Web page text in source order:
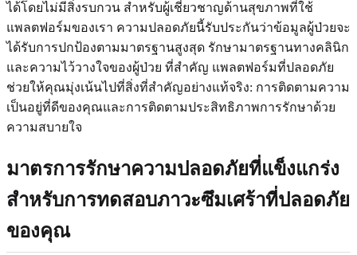
ได้โดยไม่มีสิ่งรบกวน สำหรับผู้เชี่ยวชาญด้านสุขภาพที่ใช้
แพลตฟอร์มของเรา ความปลอดภัยนี้รับประกันว่าข้อมูลผู้ป่วยจะ
ได้รับการปกป้องตามมาตรฐานสูงสุด รักษามาตรฐานทางคลินิก
และความไว้วางใจของผู้ป่วย ที่สำคัญ แพลตฟอร์มที่ปลอดภัย
ช่วยให้คุณมุ่งเน้นไปที่สิ่งที่สำคัญอย่างแท้จริง: การติดตามความ
เป็นอยู่ที่ดีของคุณและการติดตามประสิทธิภาพการรักษาด้วย
ความสบายใจ
มาตรการรักษาความปลอดภัยที่แข็งแกร่ง
สำหรับการทดสอบภาวะซึมเศร้าที่ปลอดภัย
ของคุณ